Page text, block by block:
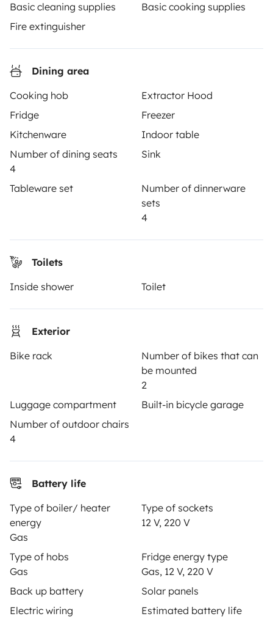
Basic cleaning supplies
Basic cooking supplies
Fire extinguisher
Dining area
Cooking hob
Extractor Hood
Fridge
Freezer
Kitchenware
Indoor table
Number of dining seats
4
Sink
Tableware set
Number of dinnerware
sets
4
Toilets
Inside shower
Toilet
Exterior
Bike rack
Number of bikes that can
be mounted
2
Luggage compartment
Built-in bicycle garage
Number of outdoor chairs
4
Battery life
Type of boiler/ heater
energy
Gas
Type of sockets
12 V, 220 V
Type of hobs
Gas
Fridge energy type
Gas, 12 V, 220 V
Back up battery
Solar panels
Electric wiring
Estimated battery life
Instagram
X PinterestFacebook
Hire a motorhome
Driving a motorhome for the first time
Reviews from our users
Help Centre for travellers
Create a listing
Rental Agreement
Insurance for hiring out
Breakdown assistance
Help Centre for owners
Secure third-party payment system
Download in
Download in
Google Play
Blog Contact us T&C's
Confidentiality
Cookies